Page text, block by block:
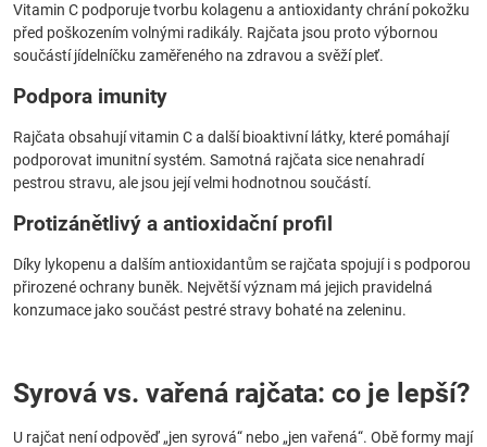
Vitamin C podporuje tvorbu kolagenu a antioxidanty chrání pokožku
před poškozením volnými radikály. Rajčata jsou proto výbornou
součástí jídelníčku zaměřeného na zdravou a svěží pleť.
Podpora imunity
Rajčata obsahují vitamin C a další bioaktivní látky, které pomáhají
podporovat imunitní systém. Samotná rajčata sice nenahradí
pestrou stravu, ale jsou její velmi hodnotnou součástí.
Protizánětlivý a antioxidační profil
Díky lykopenu a dalším antioxidantům se rajčata spojují i s podporou
přirozené ochrany buněk. Největší význam má jejich pravidelná
konzumace jako součást pestré stravy bohaté na zeleninu.
Syrová vs. vařená rajčata: co je lepší?
U rajčat není odpověď „jen syrová“ nebo „jen vařená“. Obě formy mají